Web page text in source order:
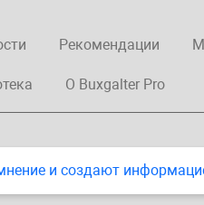
Рекомендации
О Buxgalter Pro
и создают